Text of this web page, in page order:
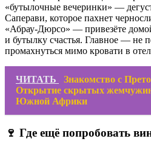
«бутылочные вечеринки» —
Саперави, которое пахнет
«Абрау-Дюрсо» — привезёте
и бутылку счастья. Главное — не
промахнуться мимо кровати в
ЧИТАТЬ
Знакомство с
Открытие скрытых
Южной Африки
🍷 Где ещё попробовать